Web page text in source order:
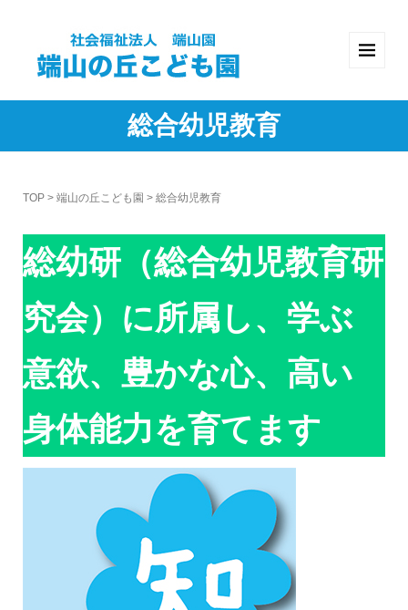
総合幼児教育
TOP > 端山の丘こども園 > 総合幼児教育
総幼研（総合幼児教育研
究会）に所属し、学ぶ
意欲、豊かな心、高い
身体能力を育てます